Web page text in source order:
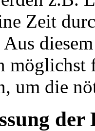
Zeit
um die
der